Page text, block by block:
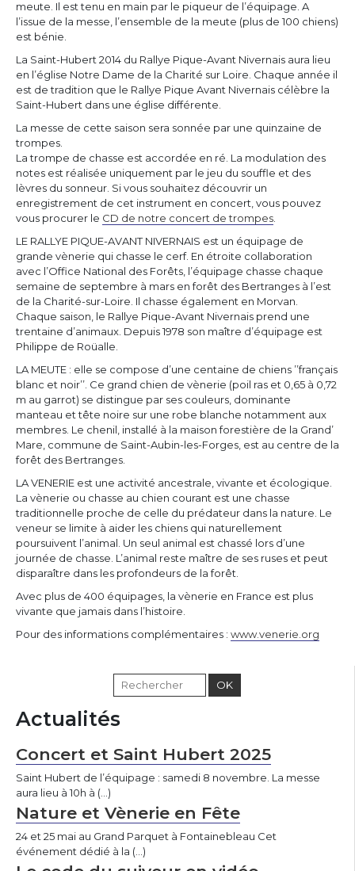
meute. Il est tenu en main par le piqueur de l’équipage. A
l’issue de la messe, l’ensemble de la meute (plus de 100 chiens)
est bénie.
La Saint-Hubert 2014 du Rallye Pique-Avant Nivernais aura lieu
en l’église Notre Dame de la Charité sur Loire. Chaque année il
est de tradition que le Rallye Pique Avant Nivernais célèbre la
Saint-Hubert dans une église différente.
La messe de cette saison sera sonnée par une quinzaine de
trompes.
La trompe de chasse est accordée en ré. La modulation des
notes est réalisée uniquement par le jeu du souffle et des
lèvres du sonneur. Si vous souhaitez découvrir un
enregistrement de cet instrument en concert, vous pouvez
vous procurer le CD de notre concert de trompes.
LE RALLYE PIQUE-AVANT NIVERNAIS est un équipage de
grande vènerie qui chasse le cerf. En étroite collaboration
avec l’Office National des Forêts, l’équipage chasse chaque
semaine de septembre à mars en forêt des Bertranges à l’est
de la Charité-sur-Loire. Il chasse également en Morvan.
Chaque saison, le Rallye Pique-Avant Nivernais prend une
trentaine d’animaux. Depuis 1978 son maître d’équipage est
Philippe de Roüalle.
LA MEUTE : elle se compose d’une centaine de chiens ’’français
blanc et noir’’. Ce grand chien de vènerie (poil ras et 0,65 à 0,72
m au garrot) se distingue par ses couleurs, dominante
manteau et tête noire sur une robe blanche notamment aux
membres. Le chenil, installé à la maison forestière de la Grand’
Mare, commune de Saint-Aubin-les-Forges, est au centre de la
forêt des Bertranges.
LA VENERIE est une activité ancestrale, vivante et écologique.
La vènerie ou chasse au chien courant est une chasse
traditionnelle proche de celle du prédateur dans la nature. Le
veneur se limite à aider les chiens qui naturellement
poursuivent l’animal. Un seul animal est chassé lors d’une
journée de chasse. L’animal reste maître de ses ruses et peut
disparaître dans les profondeurs de la forêt.
Avec plus de 400 équipages, la vènerie en France est plus
vivante que jamais dans l’histoire.
Pour des informations complémentaires : www.venerie.org
Actualités
Concert et Saint Hubert 2025
Saint Hubert de l’équipage : samedi 8 novembre. La messe
aura lieu à 10h à (…)
Nature et Vènerie en Fête
24 et 25 mai au Grand Parquet à Fontainebleau Cet
événement dédié à la (…)